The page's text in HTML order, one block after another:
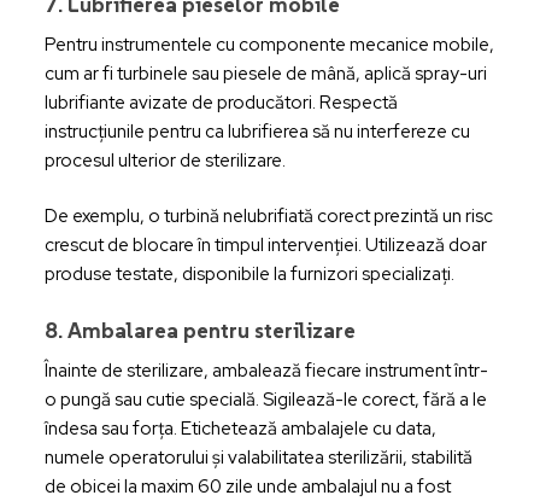
Pentru instrumentele cu componente mecanice mobile,
cum ar fi turbinele sau piesele de mână, aplică spray-uri
lubrifiante avizate de producători. Respectă
instrucțiunile pentru ca lubrifierea să nu interfereze cu
procesul ulterior de sterilizare.
De exemplu, o turbină nelubrifiată corect prezintă un risc
crescut de blocare în timpul intervenției. Utilizează doar
produse testate, disponibile la furnizori specializați.
8. Ambalarea pentru sterilizare
Înainte de sterilizare, ambalează fiecare instrument într-
o pungă sau cutie specială. Sigilează-le corect, fără a le
îndesa sau forța. Etichetează ambalajele cu data,
numele operatorului și valabilitatea sterilizării, stabilită
de obicei la maxim 60 zile unde ambalajul nu a fost